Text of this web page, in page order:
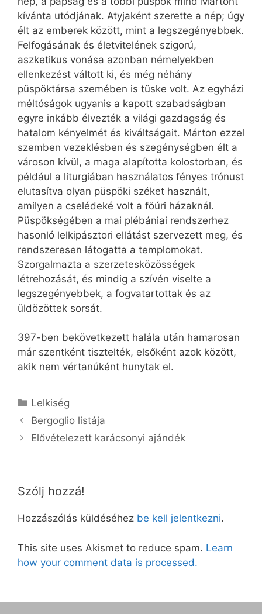
kívánta utódjának. Atyjaként szerette a nép; úgy
élt az emberek között, mint a legszegényebbek.
Felfogásának és életvitelének szigorú,
aszketikus vonása azonban némelyekben
ellenkezést váltott ki, és még néhány
püspöktársa szemében is tüske volt. Az egyházi
méltóságok ugyanis a kapott szabadságban
egyre inkább élvezték a világi gazdagság és
hatalom kényelmét és kiváltságait. Márton ezzel
szemben vezeklésben és szegénységben élt a
városon kívül, a maga alapította kolostorban, és
például a liturgiában használatos fényes trónust
elutasítva olyan püspöki széket használt,
amilyen a cselédeké volt a főúri házaknál.
Püspökségében a mai plébániai rendszerhez
hasonló lelkipásztori ellátást szervezett meg, és
rendszeresen látogatta a templomokat.
Szorgalmazta a szerzetesközösségek
létrehozását, és mindig a szívén viselte a
legszegényebbek, a fogvatartottak és az
üldözöttek sorsát.
397-ben bekövetkezett halála után hamarosan
már szentként tisztelték, elsőként azok között,
akik nem vértanúként hunytak el.
Kategória
Lelkiség
Bergoglio listája
Elővételezett karácsonyi ajándék
Szólj hozzá!
Hozzászólás küldéséhez be kell jelentkezni.
This site uses Akismet to reduce spam. Learn
how your comment data is processed.